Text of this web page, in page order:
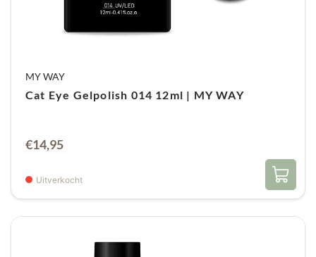
Verkrijgbaar in diverse tinten, 20 ml
verpakking (€1,15 per ml)
wat de investering meer dan waard maakt.
Voorbereiding: nagel opruwen, manicure
Aanbrengen: MY WAY.
drogend), Basecoat (60 sec lamp) en 3-1 HARD
MY WAY
Cat Eye Gelpolish 014 12ml | MY WAY
€14,95
Uitverkocht